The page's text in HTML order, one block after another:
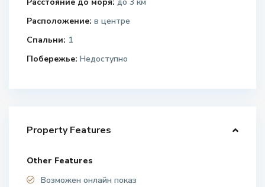
Расположение: в центре
Спальни: 1
Побережье: Недоступно
Property Features
Other Features
Возможен онлайн показ